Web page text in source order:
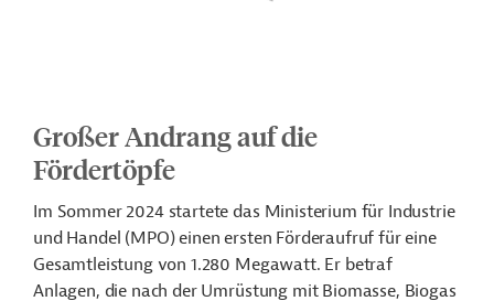
Großer Andrang auf die
Fördertöpfe
Im Sommer 2024 startete das Ministerium für Industrie
und Handel (MPO) einen ersten Förderaufruf für eine
Gesamtleistung von 1.280 Megawatt. Er betraf
Anlagen, die nach der Umrüstung mit Biomasse, Biogas